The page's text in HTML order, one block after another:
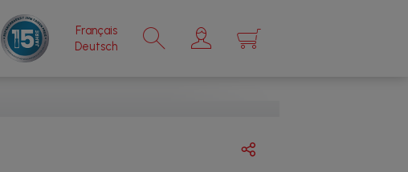
Français
Deutsch
×